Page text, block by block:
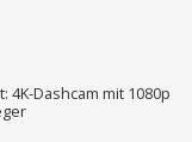
4K-Dashcam mit 1080p